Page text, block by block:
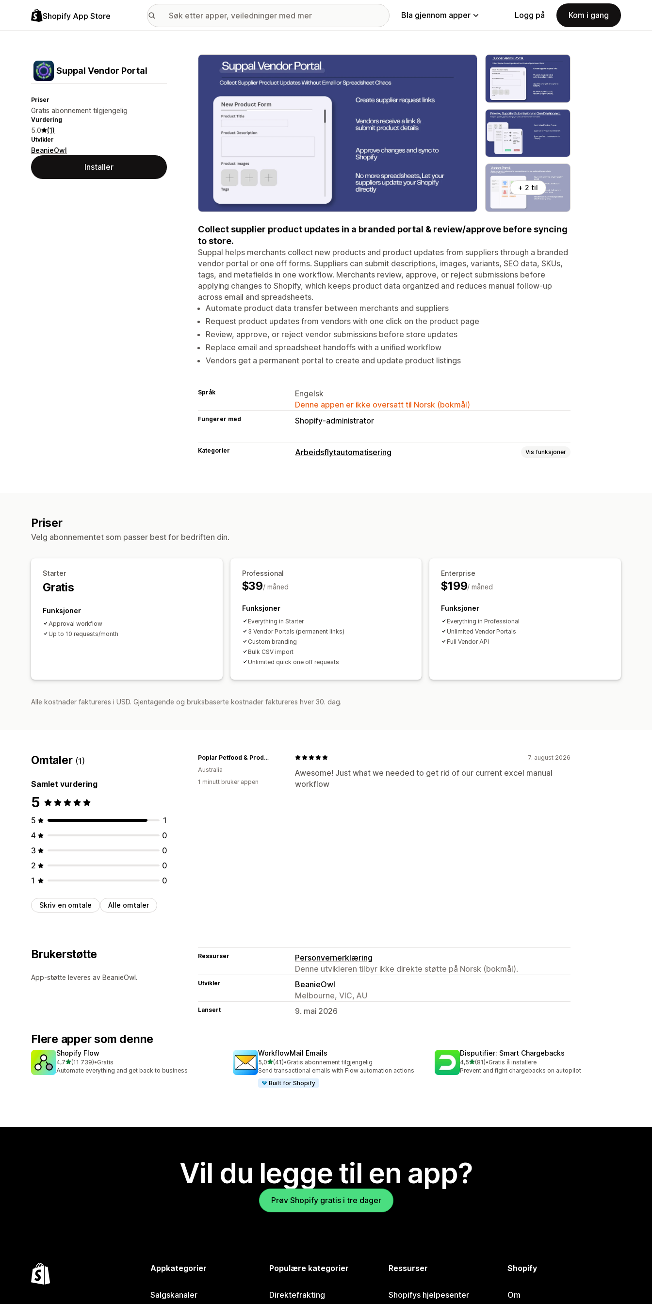
Shopify App Store Bla gjennom apper Logg på Kom i gang
Suppal Vendor Portal
Priser
Gratis abonnement tilgjengelig
Vurdering
5.0 (1)
Utvikler
BeanieOwl
Installer
Galleri med fremhevede bilder
+ 2 til
Collect supplier product updates in a branded portal & review/approve before syncing
to store.
Suppal helps merchants collect new products and product updates from suppliers through a branded
vendor portal or one off forms. Suppliers can submit descriptions, images, variants, SEO data, SKUs,
tags, and metafields in one workflow. Merchants review, approve, or reject submissions before
applying changes to Shopify, which keeps product data organized and reduces manual follow-up
across email and spreadsheets.
Automate product data transfer between merchants and suppliers
Request product updates from vendors with one click on the product page
Review, approve, or reject vendor submissions before store updates
Replace email and spreadsheet handoffs with a unified workflow
Vendors get a permanent portal to create and update product listings
Språk
Engelsk
Denne appen er ikke oversatt til Norsk (bokmål)
Fungerer med Shopify-administrator
Kategorier Arbeidsflytautomatisering Vis funksjoner
Priser
Velg abonnementet som passer best for bedriften din.
Starter
Gratis
Funksjoner
Approval workflow
Up to 10 requests/month
Professional
$39/ måned
Funksjoner
Everything in Starter
3 Vendor Portals (permanent links)
Custom branding
Bulk CSV import
Unlimited quick one off requests
Enterprise
$199/ måned
Funksjoner
Everything in Professional
Unlimited Vendor Portals
Full Vendor API
Alle kostnader faktureres i USD. Gjentagende og bruksbaserte kostnader faktureres hver 30. dag.
Omtaler (1)
Samlet vurdering
5
5
1
4
0
3
0
2
0
1
0
Skriv en omtale Alle omtaler
7. august 2026
Awesome! Just what we needed to get rid of our current excel manual
workflow
Poplar Petfood & Produce
Australia
1 minutt bruker appen
Brukerstøtte
App-støtte leveres av BeanieOwl.
Ressurser
Personvernerklæring
Denne utvikleren tilbyr ikke direkte støtte på Norsk (bokmål).
Utvikler
BeanieOwl
Melbourne, VIC, AU
Lansert 9. mai 2026
Flere apper som denne
Shopify Flow
4,7av 5 stjerner
(11 739)
Totalt 11739 omtaler
•Gratis
Automate everything and get back to business
WorkflowMail Emails
5,0av 5 stjerner
(41)
Totalt 41 omtaler
•Gratis abonnement tilgjengelig
Send transactional emails with Flow automation actions
Built for Shopify
Disputifier: Smart Chargebacks
4,5av 5 stjerner
(81)
Totalt 81 omtaler
•Gratis å installere
Prevent and fight chargebacks on autopilot
Vil du legge til en app?
Prøv Shopify gratis i tre dager
Appkategorier
Salgskanaler
Populære kategorier
Direktefrakting
Ressurser
Shopifys hjelpesenter
Shopify
Om